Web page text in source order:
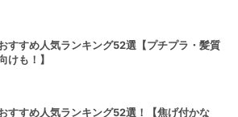
すすめ人気ランキング52選【プチプラ・髪質
けも！】
すすめ人気ランキング52選！【焦げ付かな